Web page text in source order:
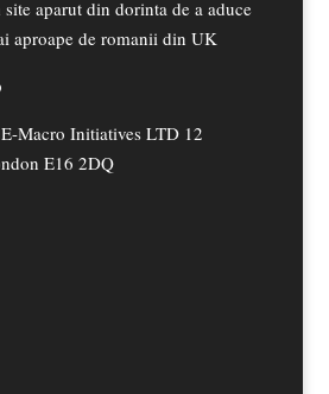
aparut din dorinta de a aduce
aproape de romanii din UK
Macro Initiatives LTD 12
E16 2DQ